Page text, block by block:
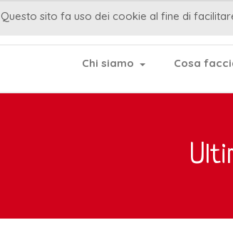
Questo sito fa uso dei cookie al fine di
Chi siamo Cosa